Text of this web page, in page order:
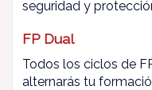
seguridad y
FP Dual
Todos los ciclos de
alternarás tu